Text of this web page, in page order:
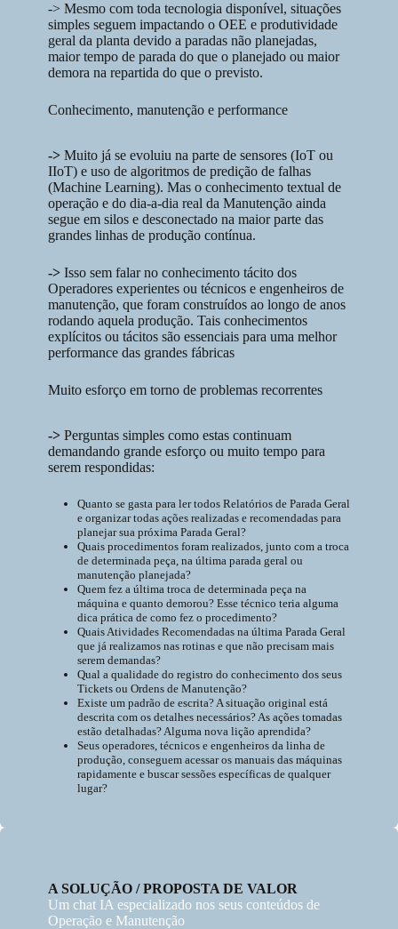
-> Mesmo com toda tecnologia disponível, situações
simples seguem impactando o OEE e produtividade
geral da planta devido a paradas não planejadas,
maior tempo de parada do que o planejado ou maior
demora na repartida do que o previsto.
Conhecimento, manutenção e performance
-> Muito já se evoluiu na parte de sensores (IoT ou
IIoT) e uso de algoritmos de predição de falhas
(Machine Learning). Mas o conhecimento textual de
operação e do dia-a-dia real da Manutenção ainda
segue em silos e desconectado na maior parte das
grandes linhas de produção contínua.
-> Isso sem falar no conhecimento tácito dos
Operadores experientes ou técnicos e engenheiros de
manutenção, que foram construídos ao longo de anos
rodando aquela produção. Tais conhecimentos
explícitos ou tácitos são essenciais para uma melhor
performance das grandes fábricas
Muito esforço em torno de problemas recorrentes
-> Perguntas simples como estas continuam
demandando grande esforço ou muito tempo para
serem respondidas:
Quanto se gasta para ler todos Relatórios de Parada Geral
e organizar todas ações realizadas e recomendadas para
planejar sua próxima Parada Geral?
Quais procedimentos foram realizados, junto com a troca
de determinada peça, na última parada geral ou
manutenção planejada?
Quem fez a última troca de determinada peça na
máquina e quanto demorou? Esse técnico teria alguma
dica prática de como fez o procedimento?
Quais Atividades Recomendadas na última Parada Geral
que já realizamos nas rotinas e que não precisam mais
serem demandas?
Qual a qualidade do registro do conhecimento dos seus
Tickets ou Ordens de Manutenção?
Existe um padrão de escrita? A situação original está
descrita com os detalhes necessários? As ações tomadas
estão detalhadas? Alguma nova lição aprendida?
Seus operadores, técnicos e engenheiros da linha de
produção, conseguem acessar os manuais das máquinas
rapidamente e buscar sessões específicas de qualquer
lugar?
A SOLUÇÃO / PROPOSTA DE VALOR
Um chat IA especializado nos seus conteúdos de
Operação e Manutenção